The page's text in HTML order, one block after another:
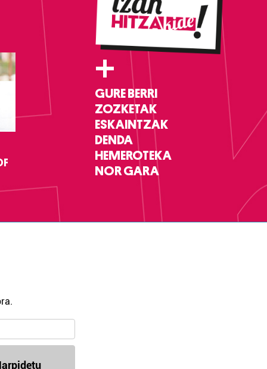
+
GURE BERRI
ZOZKETAK
ESKAINTZAK
DENDA
HEMEROTEKA
NOR GARA